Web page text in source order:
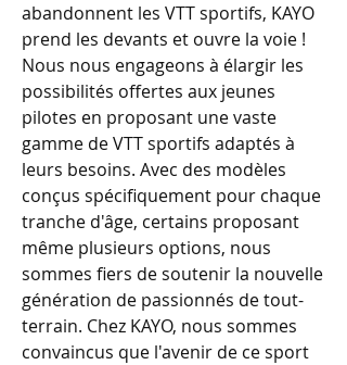
abandonnent les VTT sportifs, KAYO
prend les devants et ouvre la voie !
Nous nous engageons à élargir les
possibilités offertes aux jeunes
pilotes en proposant une vaste
gamme de VTT sportifs adaptés à
leurs besoins. Avec des modèles
conçus spécifiquement pour chaque
tranche d'âge, certains proposant
même plusieurs options, nous
sommes fiers de soutenir la nouvelle
génération de passionnés de tout-
terrain. Chez KAYO, nous sommes
convaincus que l'avenir de ce sport